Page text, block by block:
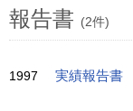
報告書 (2件)
1997 実績報告書